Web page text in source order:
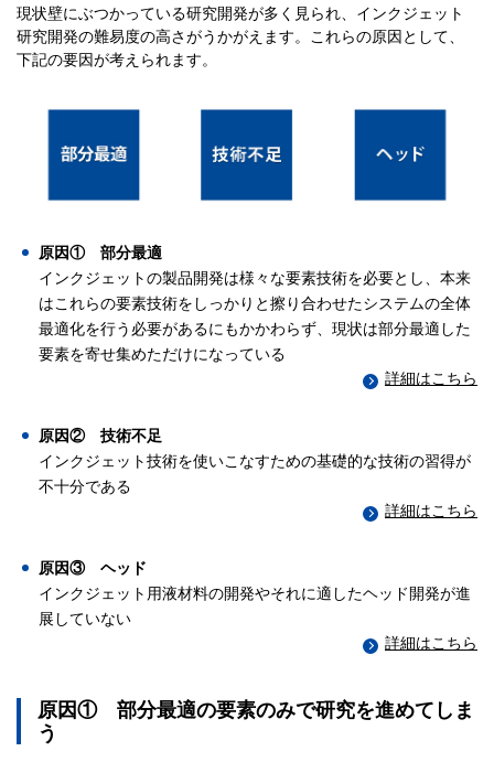
現状壁にぶつかっている研究開発が多く見られ、インクジェット
研究開発の難易度の高さがうかがえます。これらの原因として、
下記の要因が考えられます。
原因① 部分最適
インクジェットの製品開発は様々な要素技術を必要とし、本来
はこれらの要素技術をしっかりと擦り合わせたシステムの全体
最適化を行う必要があるにもかかわらず、現状は部分最適した
要素を寄せ集めただけになっている
詳細はこちら
原因② 技術不足
インクジェット技術を使いこなすための基礎的な技術の習得が
不十分である
詳細はこちら
原因③ ヘッド
インクジェット用液材料の開発やそれに適したヘッド開発が進
展していない
詳細はこちら
原因① 部分最適の要素のみで研究を進めてしま
う